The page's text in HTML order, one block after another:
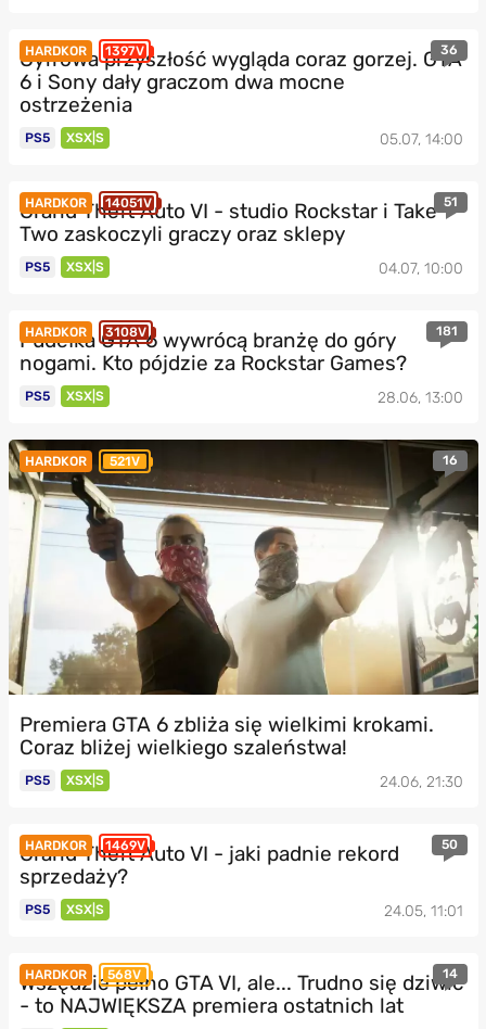
HARDKOR 1397V 36
Cyfrowa przyszłość wygląda coraz gorzej. GTA
6 i Sony dały graczom dwa mocne
ostrzeżenia
PS5 XSX|S 05.07, 14:00
HARDKOR 14051V 51
Grand Theft Auto VI - studio Rockstar i Take
Two zaskoczyli graczy oraz sklepy
PS5 XSX|S 04.07, 10:00
HARDKOR 3108V 181
Pudełka GTA 6 wywrócą branżę do góry
nogami. Kto pójdzie za Rockstar Games?
PS5 XSX|S 28.06, 13:00
HARDKOR 521V 16
Premiera GTA 6 zbliża się wielkimi krokami.
Coraz bliżej wielkiego szaleństwa!
PS5 XSX|S 24.06, 21:30
HARDKOR 1469V 50
Grand Theft Auto VI - jaki padnie rekord
sprzedaży?
PS5 XSX|S 24.05, 11:01
HARDKOR 568V 14
Wszędzie pełno GTA VI, ale... Trudno się dziwić
- to NAJWIĘKSZA premiera ostatnich lat